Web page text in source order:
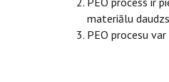
materiālu
PEO procesu